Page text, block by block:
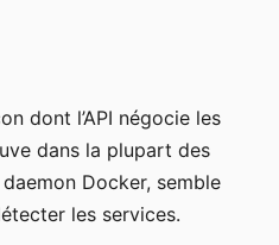
dont l’API négocie les
dans la plupart des
Docker, semble
les services.